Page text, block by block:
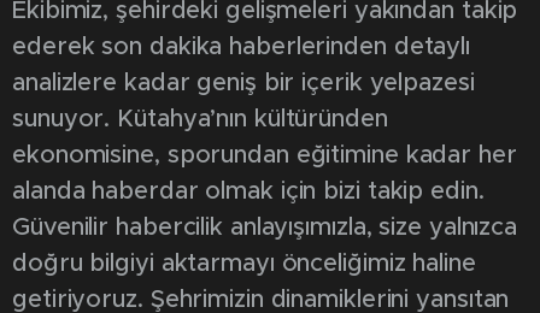
Ekibimiz, şehirdeki gelişmeleri yakından takip
ederek son dakika haberlerinden detaylı
analizlere kadar geniş bir içerik yelpazesi
sunuyor. Kütahya’nın kültüründen
ekonomisine, sporundan eğitimine kadar her
alanda haberdar olmak için bizi takip edin.
Güvenilir habercilik anlayışımızla, size yalnızca
doğru bilgiyi aktarmayı önceliğimiz haline
getiriyoruz. Şehrimizin dinamiklerini yansıtan